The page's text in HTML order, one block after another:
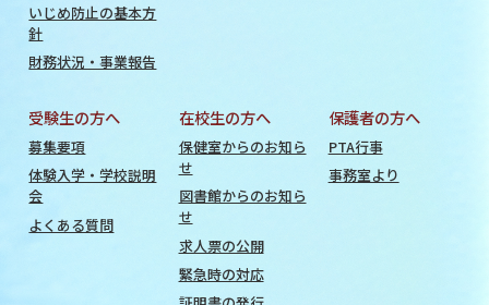
いじめ防止の基本方
針
財務状況・事業報告
受験生の方へ
募集要項
体験入学・学校説明
会
よくある質問
在校生の方へ
保健室からのお知ら
せ
図書館からのお知ら
せ
求人票の公開
緊急時の対応
保護者の方へ
PTA行事
事務室より